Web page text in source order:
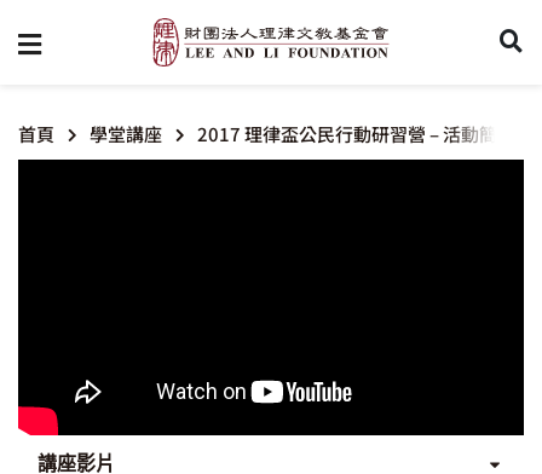
首頁 學堂講座 2017 理律盃公民行動研習營 – 活動簡介
講座影片